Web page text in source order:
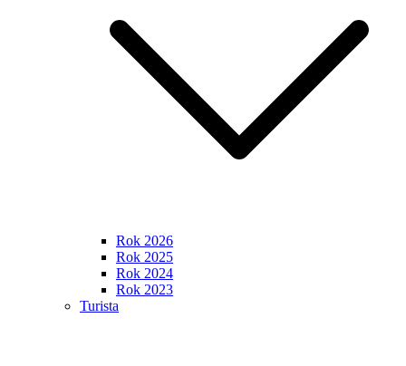
Rok 2026
Rok 2025
Rok 2024
Rok 2023
Turista